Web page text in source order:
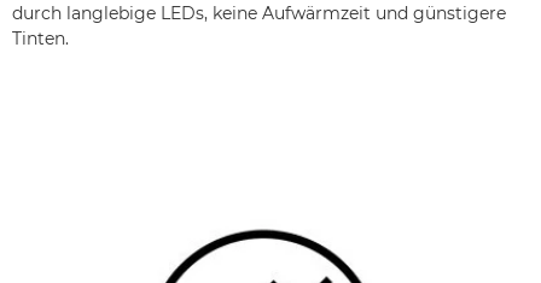
durch langlebige LEDs, keine Aufwärmzeit und günstigere
Tinten.